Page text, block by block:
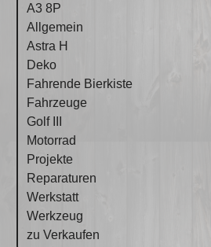
A3 8P
Allgemein
Astra H
Deko
Fahrende Bierkiste
Fahrzeuge
Golf III
Motorrad
Projekte
Reparaturen
Werkstatt
Werkzeug
zu Verkaufen